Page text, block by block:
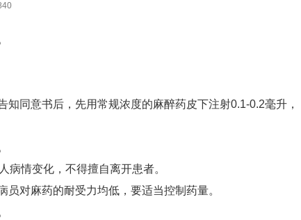
知同意书后，先用常规浓度的麻醉药皮下注射0.1-0.2毫升，
病情变化，不得擅自离开患者。
对麻药的耐受力均低，要适当控制药量。